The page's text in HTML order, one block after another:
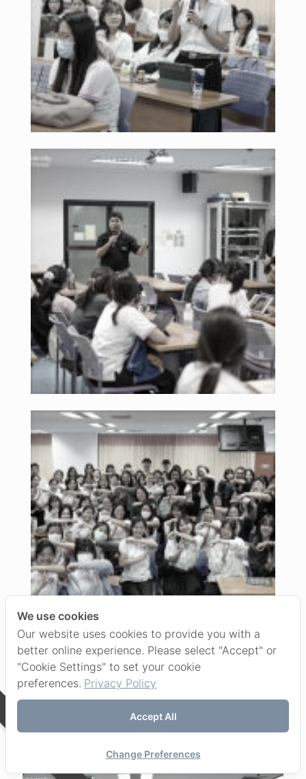
Share 20
We use cookies
Our website uses cookies to provide you with a
better online experience. Please select "Accept" or
"Cookie Settings" to set your cookie
preferences. Privacy Policy
Accept All
Change Preferences